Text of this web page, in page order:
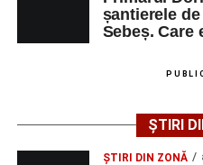
Mai jos puteți consulta
muncă disponibile în
AGENT OCUPAŢIA
șantierele
Sebeș. Care
ȘTIRI
ȘTIRI DIN ZONĂ